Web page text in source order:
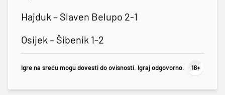
Hajduk – Slaven Belupo 2-1
Osijek – Šibenik 1-2
Igre na sreću mogu dovesti do ovisnosti. Igraj odgovorno.